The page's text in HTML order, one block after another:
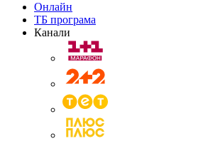
Онлайн
ТБ програма
Канали